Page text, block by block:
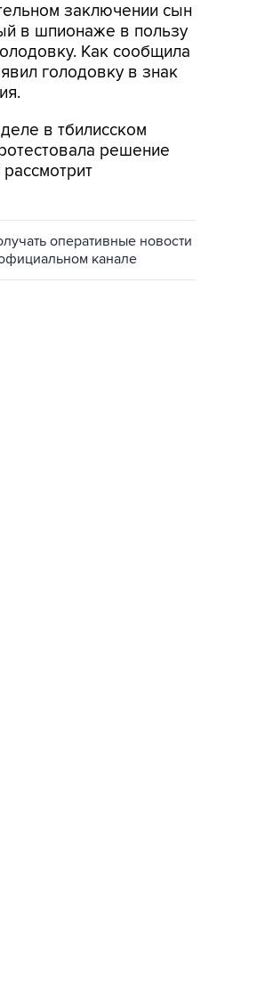
заключении сын
в шпионаже в пользу
Как сообщила
голодовку в знак
в тбилисском
решение
оперативные новости
канале